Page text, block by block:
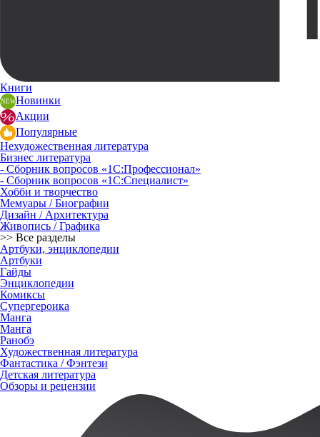
Книги
Новинки
Акции
Популярные
Нехудожественная литература
Бизнес литература
- Сборник вопросов «1С:Профессионал»
- Сборник вопросов «1С:Специалист»
Хобби и творчество
Мемуары / Биографии
Дизайн / Архитектура
Живопись / Графика
>> Все разделы
Артбуки, энциклопедии
Артбуки
Гайды
Энциклопедии
Комиксы
Супергероика
Манга
Манга
Ранобэ
Художественная литература
Фантастика / Фэнтези
Детская литература
Обзоры и рецензии